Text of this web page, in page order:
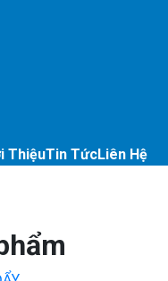
ThiệuTin TứcLiên Hệ